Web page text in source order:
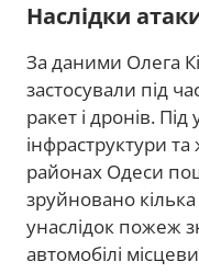
Наслідки
За даними Олега
застосували під
ракет і дронів.
інфраструктури
районах Одеси
зруйновано
унаслідок пожеж
автомобілі